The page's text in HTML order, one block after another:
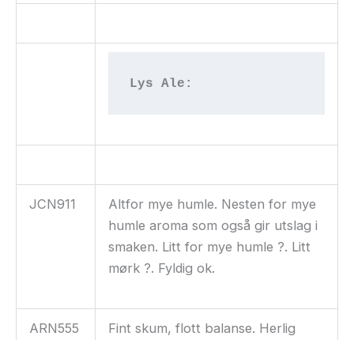
Lys Ale:
JCN911
Altfor mye humle. Nesten for mye
humle aroma som også gir utslag i
smaken. Litt for mye humle ?. Litt
mørk ?. Fyldig ok.
ARN555
Fint skum, flott balanse. Herlig